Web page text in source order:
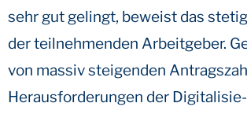
sehr gut gelingt, beweist das
der teilnehmenden Arbeitgeber.
von massiv steigenden
Herausforderungen der